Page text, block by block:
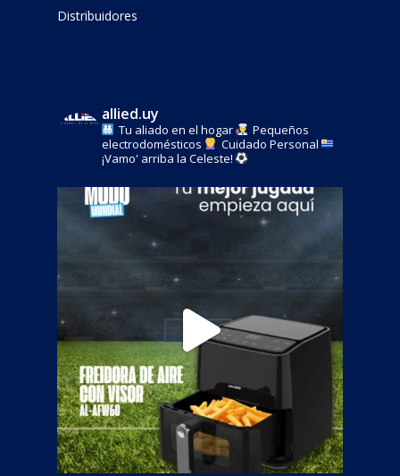
Distribuidores
allied.uy
Tu aliado en el hogar
Pequeños
electrodomésticos
Cuidado Personal
¡Vamo' arriba la Celeste!